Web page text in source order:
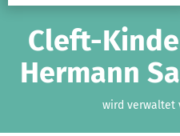
Cleft-
Hermann
wird verwaltet